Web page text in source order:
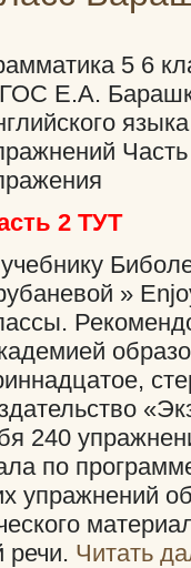
5 6
Е.А.
2 ТУТ
»
240
по
упражнений
речи. Читать